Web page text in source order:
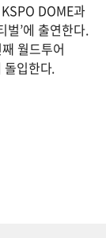
DOME과
벌’에 출연한다.
월드투어
돌입한다.